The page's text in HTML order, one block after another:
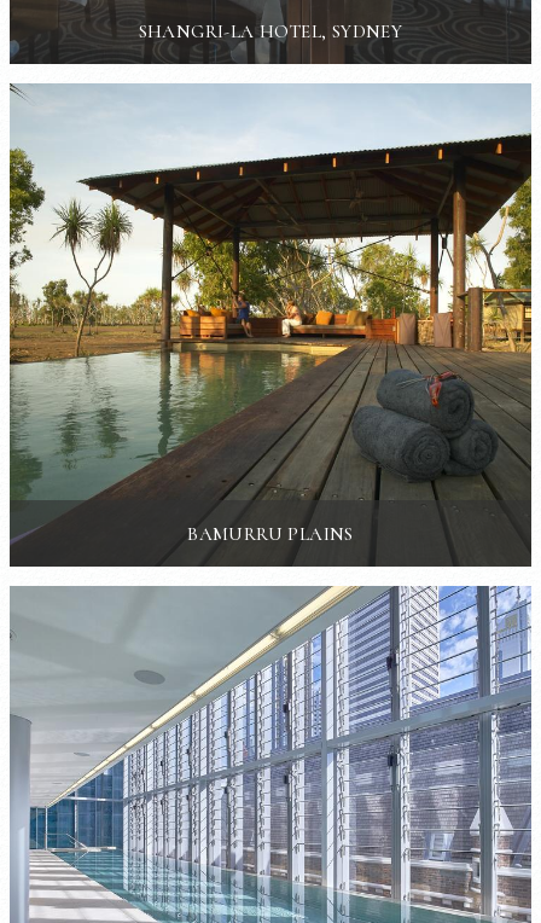
SHANGRI-LA HOTEL, SYDNEY
BAMURRU PLAINS